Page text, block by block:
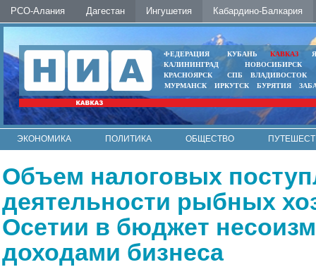
РСО-Алания Дагестан Ингушетия Кабардино-Балкария
ФЕДЕРАЦИЯ КУБАНЬ КАВКАЗ
КАЛИНИНГРАД
НОВОСИБИРСК
КРАСНОЯРСК
СПБ
ВЛАДИВОСТОК
МУРМАНСК
ИРКУТСК БУРЯТИЯ
ЭКОНОМИКА ПОЛИТИКА ОБЩЕСТВО
Объем налоговых
деятельности рыбных
Осетии в бюджет
доходами бизнеса